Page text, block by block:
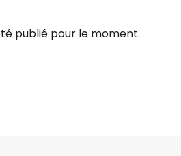
publié pour le moment.